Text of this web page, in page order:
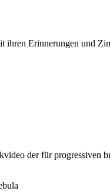
ihren Erinnerungen und
der für progressiven